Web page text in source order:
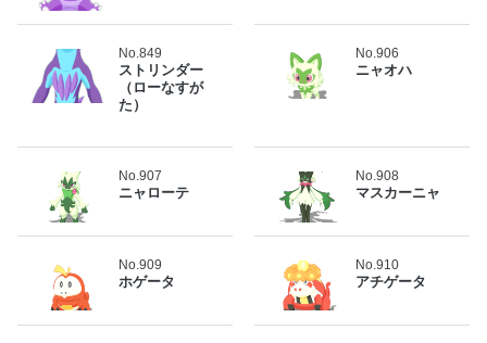
No.849
ストリンダー
（ローなすが
た）
No.906
ニャオハ
No.907
ニャローテ
No.908
マスカーニャ
No.909
ホゲータ
No.910
アチゲータ